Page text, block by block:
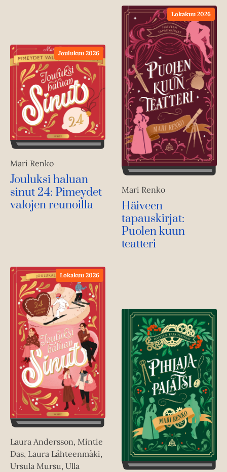
Joulukuu 2026
Mari Renko
Jouluksi haluan
sinut 24: Pimeydet
valojen reunoilla
Lokakuu 2026
Mari Renko
Häiveen
tapauskirjat:
Puolen kuun
teatteri
Lokakuu 2026
Laura Andersson, Mintie
Das, Laura Lähteenmäki,
Ursula Mursu, Ulla